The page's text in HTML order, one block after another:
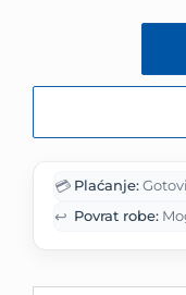
💳 Plaćanje:
↩️ Povrat robe: